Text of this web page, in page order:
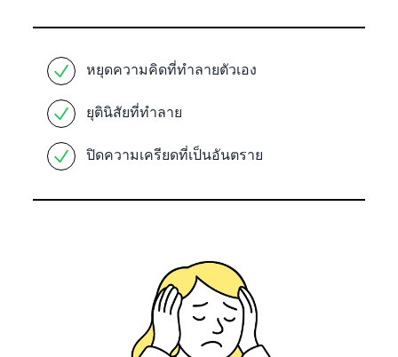
หยุดความคิดที่ทำลายตัวเอง
ยุตินิสัยที่ทำลาย
ปิดความเครียดที่เป็นอันตราย